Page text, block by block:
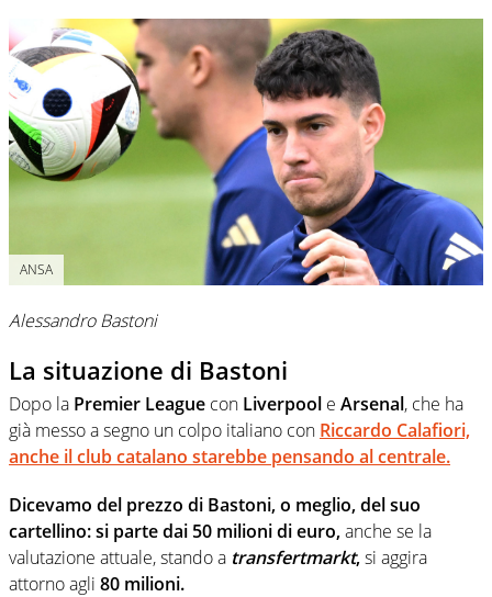
ANSA
Alessandro Bastoni
La situazione di Bastoni
Dopo la Premier League con Liverpool e Arsenal, che ha
già messo a segno un colpo italiano con Riccardo Calafiori,
anche il club catalano starebbe pensando al centrale.
Dicevamo del prezzo di Bastoni, o meglio, del suo
cartellino: si parte dai 50 milioni di euro,anche se la
valutazione attuale, stando a transfertmarkt,si aggira
attorno agli 80 milioni.